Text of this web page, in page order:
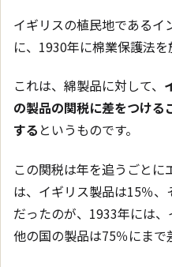
イギリスの植民地であるイ
に、1930年に棉業保護法を
これは、綿製品に対して、
の製品の関税に差をつける
する というものです。
この関税は年を追うごと
は、イギリス製品は15％
だったのが、1933年には
他の国の製品は75％にまで